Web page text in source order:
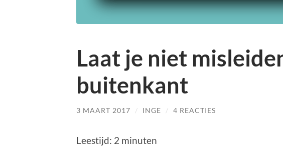
Laat je niet
buitenkant
3 MAART 2017 / INGE / 4 REACTIES
Leestijd: 2 minuten